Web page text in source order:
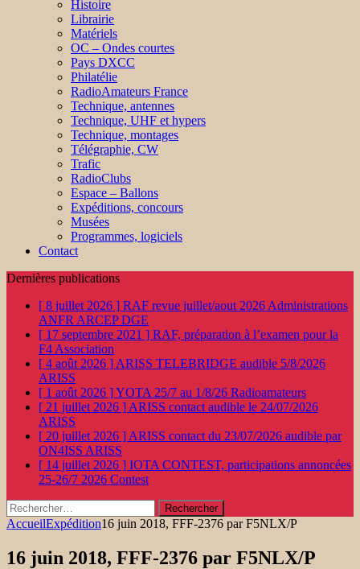
Histoire
Librairie
Matériels
OC – Ondes courtes
Pays DXCC
Philatélie
RadioAmateurs France
Technique, antennes
Technique, UHF et hypers
Technique, montages
Télégraphie, CW
Trafic
RadioClubs
Espace – Ballons
Expéditions, concours
Musées
Programmes, logiciels
Contact
Dernières publications
[ 8 juillet 2026 ] RAF revue juillet/aout 2026 Administrations
ANFR ARCEP DGE
[ 17 septembre 2021 ] RAF, préparation à l’examen pour la
F4 Association
[ 4 août 2026 ] ARISS TELEBRIDGE audible 5/8/2026
ARISS
[ 1 août 2026 ]YOTA 25/7 au 1/8/26 Radioamateurs
[ 21 juillet 2026 ] ARISS contact audible le 24/07/2026
ARISS
[ 20 juillet 2026 ] ARISS contact du 23/07/2026 audible par
ON4ISS ARISS
[ 14 juillet 2026 ] IOTA CONTEST, participations annoncées
25-26/7 2026 Contest
Rechercher :
AccueilExpédition16 juin 2018, FFF-2376 par F5NLX/P
16 juin 2018, FFF-2376 par F5NLX/P